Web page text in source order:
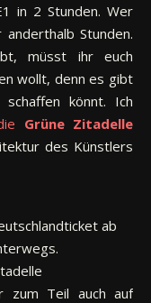
in 2 Stunden. Wer
Stunden.
müsst ihr euch
wollt, denn es gibt
könnt. Ich
Grüne Zitadelle
des Künstlers
zum Teil auch auf